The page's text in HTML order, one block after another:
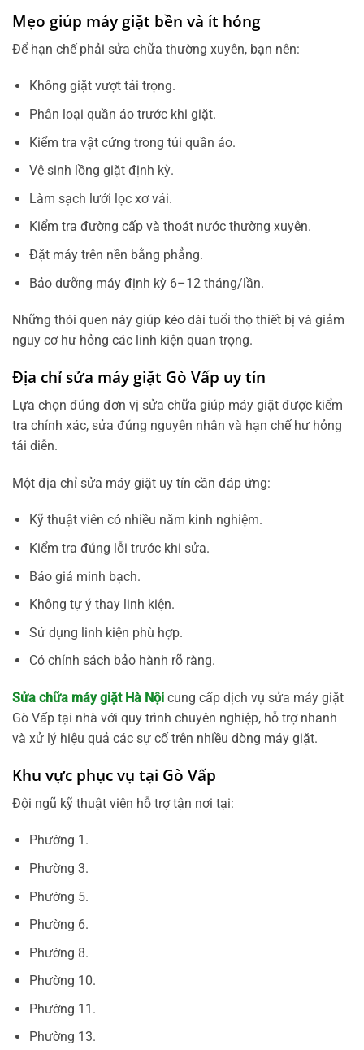
Mẹo giúp máy giặt bền và ít hỏng
Để hạn chế phải sửa chữa thường xuyên, bạn nên:
Không giặt vượt tải trọng.
Phân loại quần áo trước khi giặt.
Kiểm tra vật cứng trong túi quần áo.
Vệ sinh lồng giặt định kỳ.
Làm sạch lưới lọc xơ vải.
Kiểm tra đường cấp và thoát nước thường xuyên.
Đặt máy trên nền bằng phẳng.
Bảo dưỡng máy định kỳ 6–12 tháng/lần.
Những thói quen này giúp kéo dài tuổi thọ thiết bị và giảm
nguy cơ hư hỏng các linh kiện quan trọng.
Địa chỉ sửa máy giặt Gò Vấp uy tín
Lựa chọn đúng đơn vị sửa chữa giúp máy giặt được kiểm
tra chính xác, sửa đúng nguyên nhân và hạn chế hư hỏng
tái diễn.
Một địa chỉ sửa máy giặt uy tín cần đáp ứng:
Kỹ thuật viên có nhiều năm kinh nghiệm.
Kiểm tra đúng lỗi trước khi sửa.
Báo giá minh bạch.
Không tự ý thay linh kiện.
Sử dụng linh kiện phù hợp.
Có chính sách bảo hành rõ ràng.
Sửa chữa máy giặt Hà Nội cung cấp dịch vụ sửa máy giặt
Gò Vấp tại nhà với quy trình chuyên nghiệp, hỗ trợ nhanh
và xử lý hiệu quả các sự cố trên nhiều dòng máy giặt.
Khu vực phục vụ tại Gò Vấp
Đội ngũ kỹ thuật viên hỗ trợ tận nơi tại:
Phường 1.
Phường 3.
Phường 5.
Phường 6.
Phường 8.
Phường 10.
Phường 11.
Phường 13.